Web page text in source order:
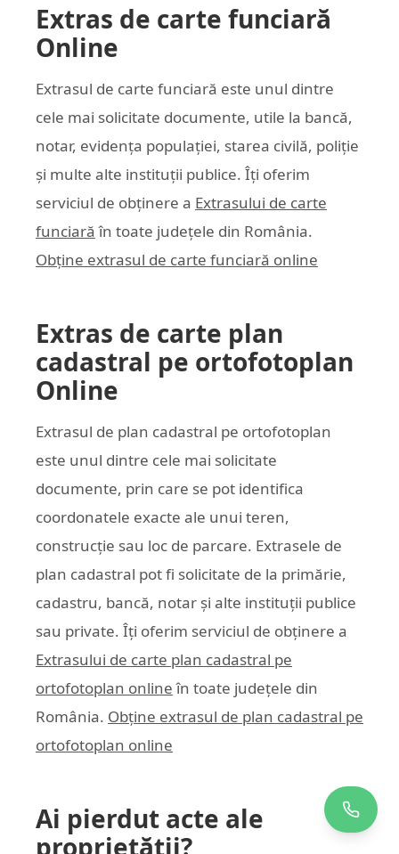
Extras de carte funciară
Online
Extrasul de carte funciară este unul dintre
cele mai solicitate documente, utile la bancă,
notar, evidența populației, starea civilă, poliție
și multe alte instituții publice. Îți oferim
serviciul de obținere a Extrasului de carte
funciară în toate județele din România.
Obține extrasul de carte funciară online
Extras de carte plan
cadastral pe ortofotoplan
Online
Extrasul de plan cadastral pe ortofotoplan
este unul dintre cele mai solicitate
documente, prin care se pot identifica
coordonatele exacte ale unui teren,
construcție sau loc de parcare. Extrasele de
plan cadastral pot fi solicitate de la primărie,
cadastru, bancă, notar și alte instituții publice
sau private. Îți oferim serviciul de obținere a
Extrasului de carte plan cadastral pe
ortofotoplan online în toate județele din
România. Obține extrasul de plan cadastral pe
ortofotoplan online
Ai pierdut acte ale
proprietății?